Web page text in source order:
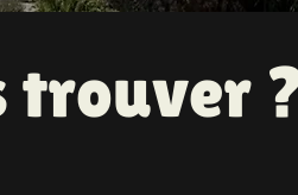
trouver